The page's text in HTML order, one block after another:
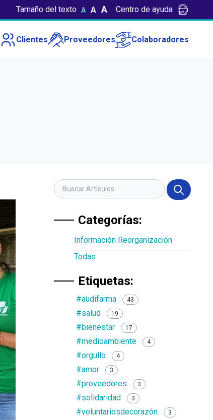
Tamaño del texto A A A Centro de ayuda
Clientes Proveedores Colaboradores
Categorías:
Información Reorganización
Todas
Etiquetas:
#audifarma 43
#salud 19
#bienestar 17
#medioambiente 4
#orgullo 4
#amor 3
#proveedores 3
#solidaridad 3
#voluntariosdecorazón 3